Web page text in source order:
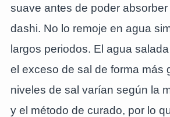
suave antes de poder
dashi. No lo remoje en agua
largos periodos. El agua
el exceso de sal de forma más
niveles de sal varían según la
y el método de curado, por lo